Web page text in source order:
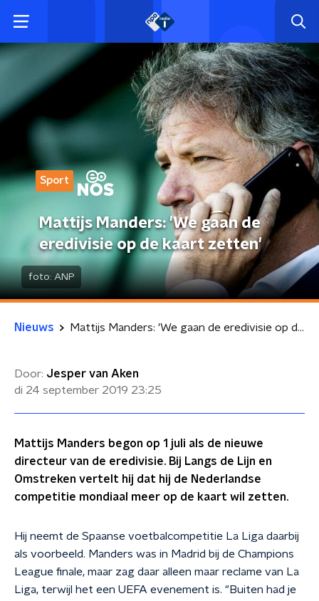
Sport
Mattijs Manders: 'We gaan de
eredivisie op de kaart zetten'
foto: ANP
Nieuws Mattijs Manders: 'We gaan de eredivisie op de kaart zetten'
Door: Jesper van Aken
di 24 september 2019 23:25
Mattijs Manders begon op 1 juli als de nieuwe
directeur van de eredivisie. Bij Langs de Lijn en
Omstreken vertelt hij dat hij de Nederlandse
competitie mondiaal meer op de kaart wil zetten.
Hij neemt de Spaanse voetbalcompetitie La Liga daarbij
als voorbeeld. Manders was in Madrid bij de Champions
League finale, maar zag daar alleen maar reclame van La
Liga, terwijl het een UEFA evenement is. "Buiten had je